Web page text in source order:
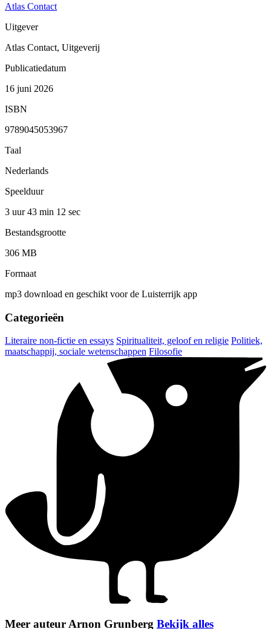
Atlas Contact
Uitgever
Atlas Contact, Uitgeverij
Publicatiedatum
16 juni 2026
ISBN
9789045053967
Taal
Nederlands
Speelduur
3 uur 43 min 12 sec
Bestandsgrootte
306 MB
Formaat
mp3 download en geschikt voor de Luisterrijk app
Categorieën
Literaire non-fictie en essays Spiritualiteit, geloof en religie Politiek,
maatschappij, sociale wetenschappen Filosofie
Meer auteur Arnon Grunberg Bekijk alles